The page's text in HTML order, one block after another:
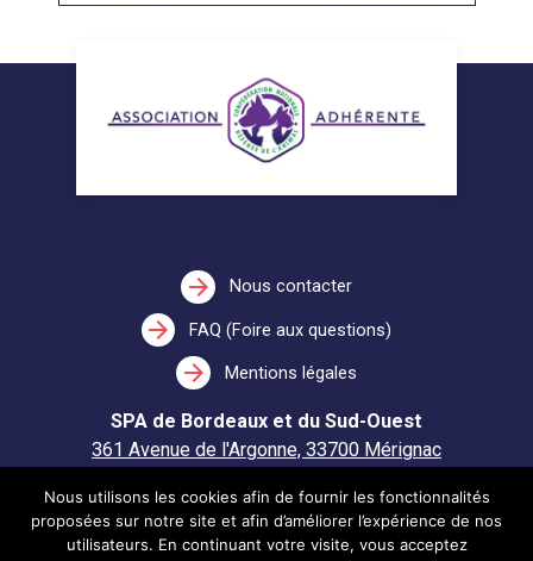
arrow_forward Nous contacter
arrow_forward FAQ (Foire aux questions)
arrow_forward Mentions légales
SPA de Bordeaux et du Sud-Ouest
361 Avenue de l'Argonne, 33700 Mérignac
Ouvert du lundi au mercredi et du vendredi au dimanche
entre 14h et 17h30
Nous utilisons les cookies afin de fournir les fonctionnalités
proposées sur notre site et afin d’améliorer l’expérience de nos
utilisateurs. En continuant votre visite, vous acceptez